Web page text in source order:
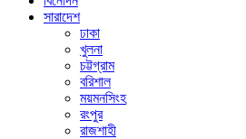
সারাদেশ
ঢাকা
খুলনা
চট্টগ্রাম
বরিশাল
ময়মনসিংহ
রংপুর
রাজশাহী